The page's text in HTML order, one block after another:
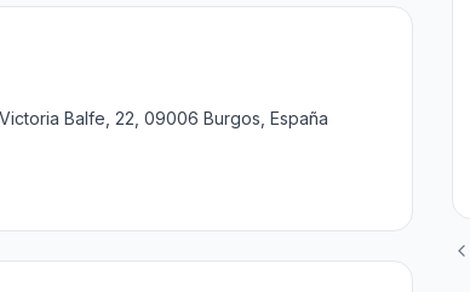
Balfe, 22, 09006 Burgos, España